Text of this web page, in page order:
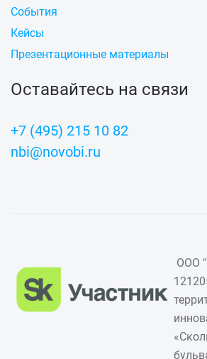
События
Кейсы
Презентационные материалы
Оставайтесь на связи
+7 (495) 215 10 82
nbi@novobi.ru
ООО